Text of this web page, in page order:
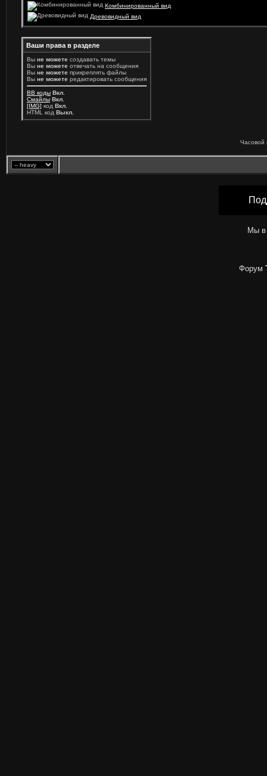
Комбинированный вид
Древовидный вид
Ваши права в разделе
Вы не можете создавать темы
Вы не можете отвечать на сообщения
Вы не можете прикреплять файлы
Вы не можете редактировать сообщения
BB коды Вкл.
Смайлы Вкл.
[IMG] код Вкл.
HTML код Выкл.
Часовой
Мы в
Форум